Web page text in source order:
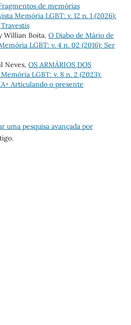
de memórias
Memória LGBT: v. 12 n. 1 (2026):
Willian Boita, O Diabo de Mário de
LGBT: v. 4 n. 02 (2016): Ser
Neves, OS ARMÁRIOS DOS
LGBT: v. 8 n. 2 (2023):
Articulando o presente
uma pesquisa avançada por